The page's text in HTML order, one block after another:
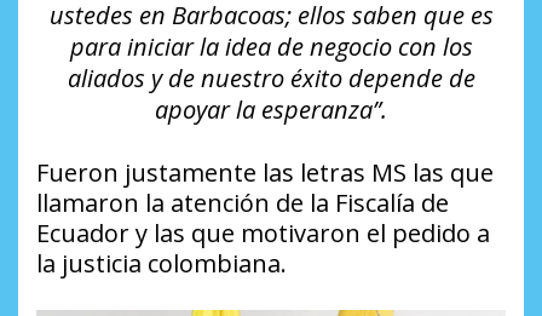
ustedes en Barbacoas; ellos saben que es
para iniciar la idea de negocio con los
aliados y de nuestro éxito depende de
apoyar la esperanza”.
Fueron justamente las letras MS las que
llamaron la atención de la Fiscalía de
Ecuador y las que motivaron el pedido a
la justicia colombiana.